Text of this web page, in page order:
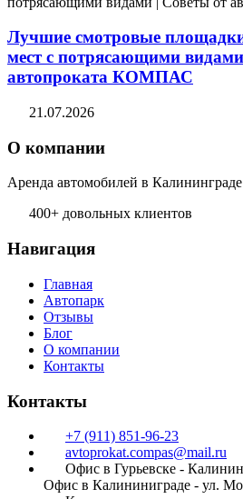
Лучшие смотровые
мест с потрясающими
автопроката КОМПАС
21.07.2026
О компании
Аренда автомобилей в
400+ довольных клиентов
Навигация
Главная
Автопарк
Отзывы
Блог
О компании
Контакты
Контакты
+7 (911) 851-96-23
avtoprokat.compas@mail.ru
Офис в Гурьевске -
Офис в Калининиграде - ул.